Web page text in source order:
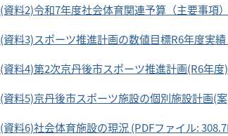
(資料2)令和7年度社会体育関連予算（主要事項
(資料3)スポーツ推進計画の数値目標R6年度実
(資料4)第2次京丹後市スポーツ推進計画(R6年
(資料5)京丹後市スポーツ施設の個別施設計画(
(資料6)社会体育施設の現況 (PDFファイル: